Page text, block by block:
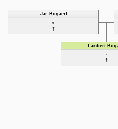
Jan Bogaert
*
†
Lambert
*
†